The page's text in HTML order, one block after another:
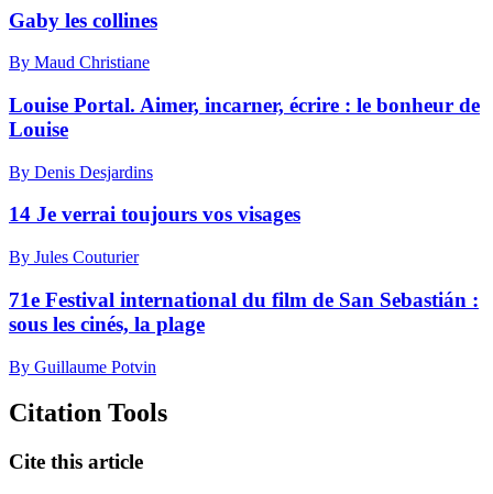
Gaby les collines
By Maud Christiane
Louise Portal. Aimer, incarner, écrire : le bonheur de
Louise
By Denis Desjardins
14 Je verrai toujours vos visages
By Jules Couturier
71e Festival international du film de San Sebastián :
sous les cinés, la plage
By Guillaume Potvin
Citation Tools
Cite this article